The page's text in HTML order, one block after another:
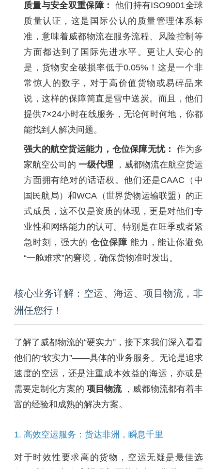
质量与安全双重保障： 他们持有ISO9001全球
质量认证，这是国际公认的质量管理体系标
准，意味着威都物流在服务流程、风险控制等
方面都达到了国际先进水平。更让人安心的
是，货物安全破损率低于0.05%！这是一个非
常惊人的数字，对于高价值货物或易碎品来
说，这样的保障简直是雪中送炭。而且，他们
提供7×24小时在线服务，无论何时何地，你都
能找到人解决问题。
强大的航空货运能力，仓位保障无忧： 作为多
家航空公司的 一级代理
，威都物流在航空货运
方面拥有绝对的话语权。他们还是CAAC（中
国民航局）和WCA（世界货物运输联盟）的正
式成员，这不仅是资质的体现，更是对他们专
业性和网络能力的认可。特别是在旺季或者紧
急时刻，强大的仓位保障 能力，能让你避免
“一舱难求”的窘境，确保货物准时发出。
核心业务详解：空运、海运、项目物流，非
洲任您行！
了解了威都物流的“硬实力”，接下来我们深入看看
他们的“软实力”——具体的业务服务。无论是追求
速度的空运，还是注重成本效益的海运，亦或是
需要定制化方案的 项目物流 ，威都物流都有着丰
富的经验和成熟的解决方案。
1. 高效空运服务：货达非洲，瞬息千里
对于时效性要求高的货物，空运无疑是最佳选